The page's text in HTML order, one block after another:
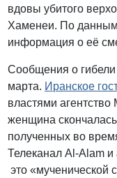
вдовы убитого
Хаменеи. По данным
информация о её
Сообщения о
марта. Иранское
властями агентство
женщина
полученных во
Телеканал Al-Alam и
это «мученической